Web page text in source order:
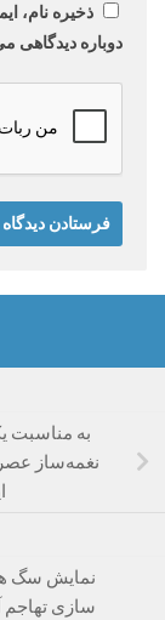
ذخیره نام،
دوباره دیدگاهی
به مناسبت
نغمه‌ساز
نمایش سگ
سازی تهاجم